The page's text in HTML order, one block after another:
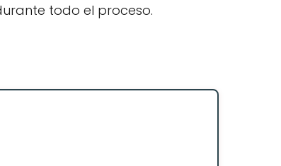
todo el proceso.